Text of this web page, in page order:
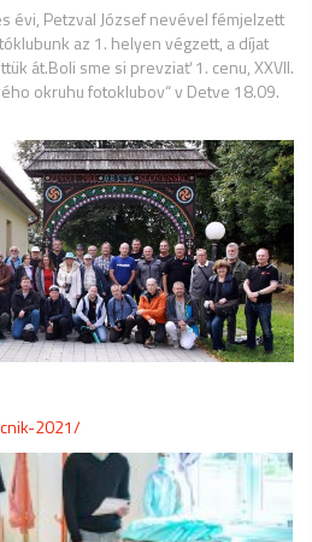
évi, Petzval József nevével fémjelzett
az 1. helyen végzett, a díjat
át.Boli sme si prevziať 1. cenu, XXVII.
okruhu fotoklubov“ v Detve 18.09.
2021/